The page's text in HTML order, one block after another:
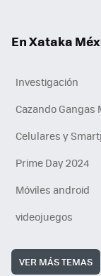
En Xataka
Investigación
Cazando Gangas
Celulares y
Prime Day 2024
Móviles android
videojuegos
VER MÁS TEMAS